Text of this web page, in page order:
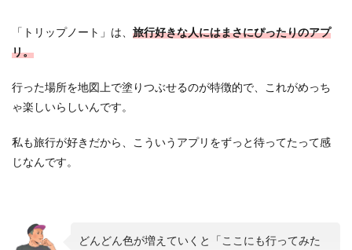
「トリップノート」は、 旅行好きな人にはまさにぴったりのアプ
リ。
行った場所を地図上で塗りつぶせるのが特徴的で、これがめっち
ゃ楽しいらしいんです。
私も旅行が好きだから、こういうアプリをずっと待ってたって感
じなんです。
どんどん色が増えていくと「ここにも行ってみた